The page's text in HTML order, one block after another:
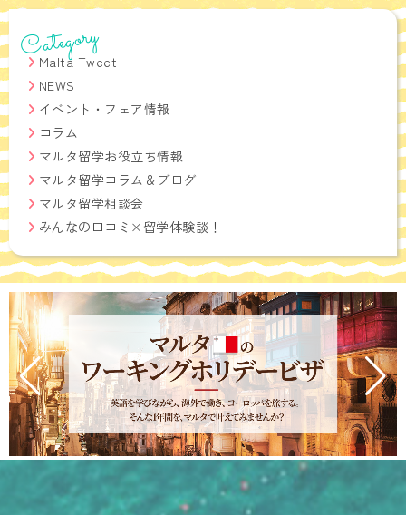
Category
Malta Tweet
NEWS
イベント・フェア情報
コラム
マルタ留学お役立ち情報
マルタ留学コラム＆ブログ
マルタ留学相談会
みんなの口コミ×留学体験談！